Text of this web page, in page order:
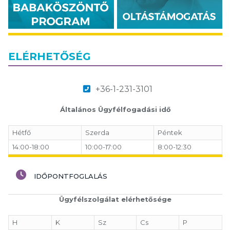
ELÉRHETŐSÉG
+36-1-231-3101
Általános Ügyfélfogadási idő
Hétfő Szerda
Péntek
14:00-18:00
10:00-17:00 8:00-12:30
IDŐPONTFOGLALÁS
Ügyfélszolgálat elérhetősége
H K Sz Cs P